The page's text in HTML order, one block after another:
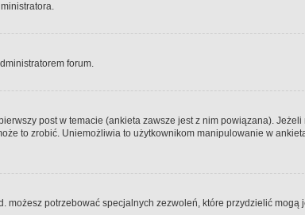
forum.
post w temacie (ankieta zawsze jest z nim powiązana). Jeżeli
to zrobić. Uniemożliwia to użytkownikom manipulowanie w
potrzebować specjalnych zezwoleń, które przydzielić mogą